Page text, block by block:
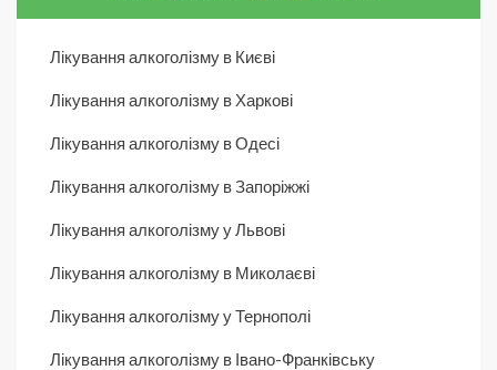
Лікування алкоголізму в Києві
Лікування алкоголізму в Харкові
Лікування алкоголізму в Одесі
Лікування алкоголізму в Запоріжжі
Лікування алкоголізму у Львові
Лікування алкоголізму в Миколаєві
Лікування алкоголізму у Тернополі
Лікування алкоголізму в Івано-Франківську